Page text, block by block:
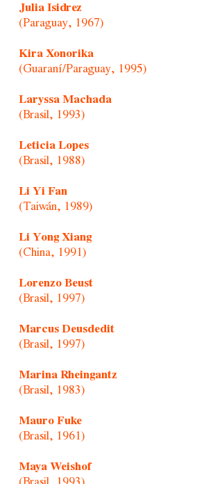
Julia Isidrez
(Paraguay, 1967)
Kira Xonorika
(Guaraní/Paraguay, 1995)
Laryssa Machada
(Brasil, 1993)
Leticia Lopes
(Brasil, 1988)
Li Yi Fan
(Taiwán, 1989)
Li Yong Xiang
(China, 1991)
Lorenzo Beust
(Brasil, 1997)
Marcus Deusdedit
(Brasil, 1997)
Marina Rheingantz
(Brasil, 1983)
Mauro Fuke
(Brasil, 1961)
Maya Weishof